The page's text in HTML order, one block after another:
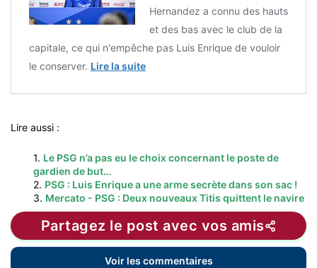
Hernandez a connu des hauts
et des bas avec le club de la
capitale, ce qui n'empêche pas Luis Enrique de vouloir
le conserver. Lire la suite
Lire aussi :
1. Le PSG n’a pas eu le choix concernant le poste de
gardien de but…
2. PSG : Luis Enrique a une arme secrète dans son sac !
3. Mercato - PSG : Deux nouveaux Titis quittent le navire
Partagez le post avec vos amis
Voir les commentaires